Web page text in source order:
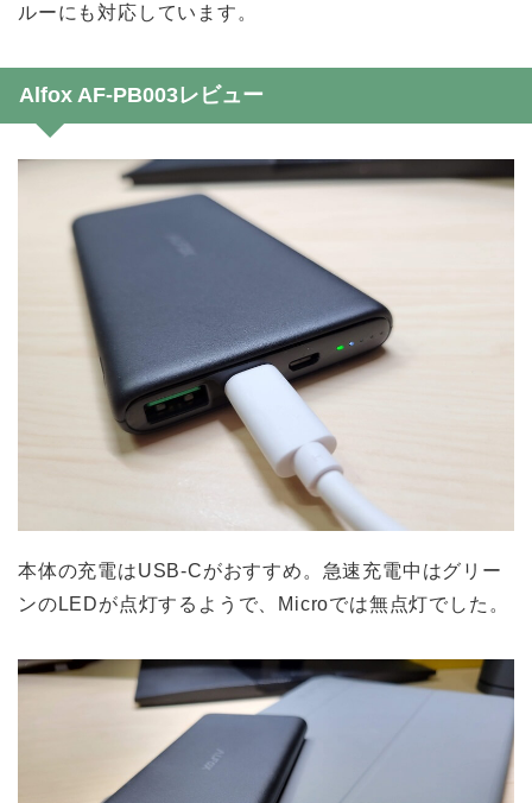
ルーにも対応しています。
Alfox AF-PB003レビュー
本体の充電はUSB-Cがおすすめ。急速充電中はグリー
ンのLEDが点灯するようで、Microでは無点灯でした。